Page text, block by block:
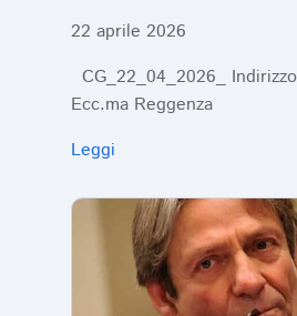
22 aprile 2026
CG_22_04_2026_
Ecc.ma Reggenza
Leggi